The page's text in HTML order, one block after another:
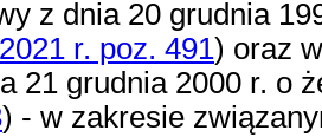
z dnia 20 grudnia
r. poz. 491) oraz
21 grudnia 2000 r. o
) - w zakresie